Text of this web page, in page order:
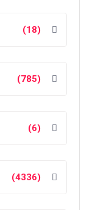
(18)
(785)
(6)
(4336)